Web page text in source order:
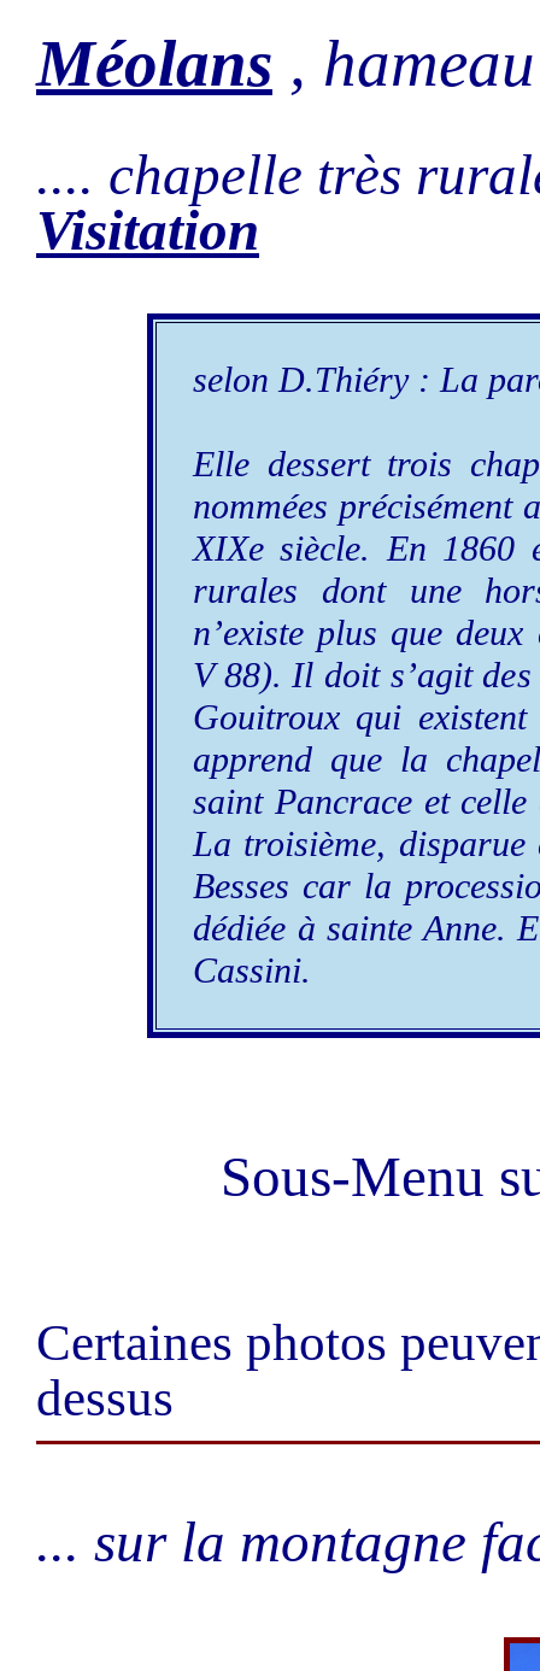
Méolans ,
.... chapelle très
Visitation
selon D.Thiéry : La
Elle dessert trois
nommées précisément
XIXe siècle. En
rurales dont une
n’existe plus que
V 88). Il doit s’agit
Gouitroux qui
apprend que la
saint Pancrace et
La troisième,
Besses car la
dédiée à sainte Anne.
Cassini.
Sous-Menu
Certaines photos
dessus
... sur la montagne